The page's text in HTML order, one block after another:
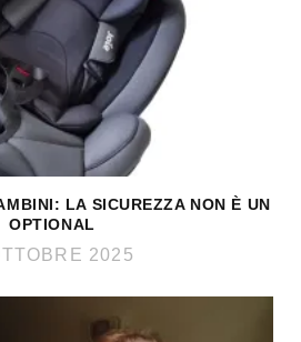
LA SICUREZZA NON È UN
OPTIONAL
2025